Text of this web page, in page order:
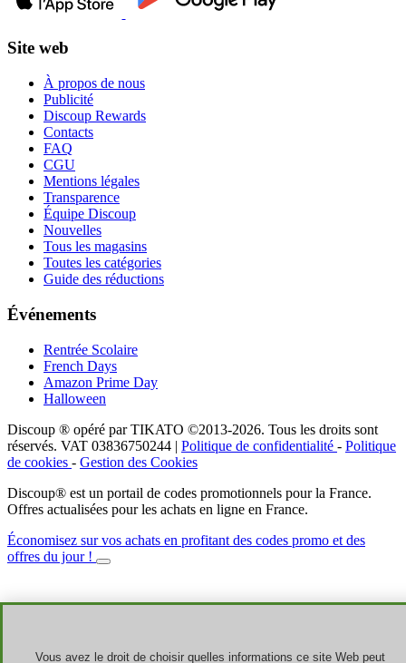
Site web
À propos de nous
Publicité
Discoup Rewards
Contacts
FAQ
CGU
Mentions légales
Transparence
Équipe Discoup
Nouvelles
Tous les magasins
Toutes les catégories
Guide des réductions
Événements
Rentrée Scolaire
French Days
Amazon Prime Day
Halloween
Discoup ® opéré par TIKATO ©2013-2026. Tous les droits sont
réservés. VAT 03836750244 | Politique de confidentialité - Politique
de cookies - Gestion des Cookies
Discoup® est un portail de codes promotionnels pour la France.
Offres actualisées pour les achats en ligne en France.
Économisez sur vos achats en profitant des codes promo et des
offres du jour !
Vous avez le droit de choisir quelles informations ce site Web peut